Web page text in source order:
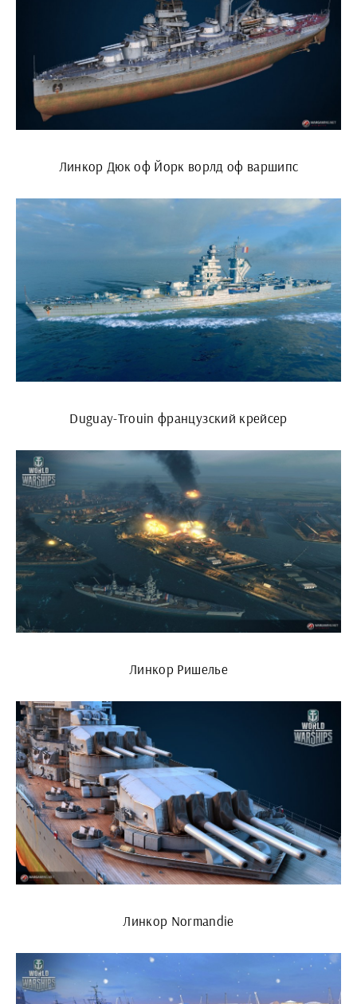
Линкор Дюк оф Йорк ворлд оф варшипс
Duguay-Trouin французский крейсер
Линкор Ришелье
Линкор Normandie